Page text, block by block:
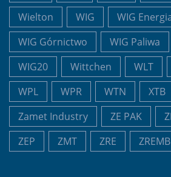
Wielton
WIG
WIG
WIG Górnictwo
WIG Paliwa
WIG20
Wittchen WLT
WPL
WPR WTN XTB
Zamet Industry
ZE PAK
ZEP
ZMT ZRE ZREMB